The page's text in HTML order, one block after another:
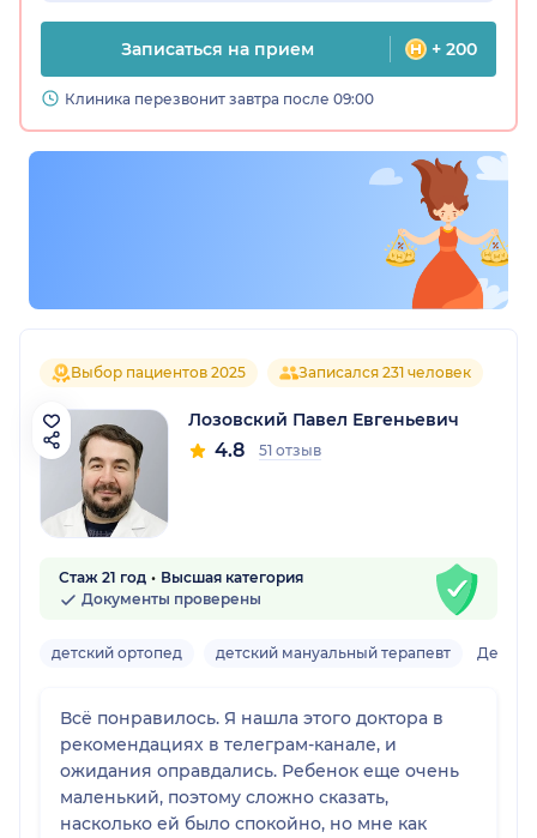
Записаться на прием + 200
Клиника перезвонит завтра после 09:00
Выбор пациентов 2025 Записался 231 человек
Лозовский Павел Евгеньевич
4.8 51 отзыв
Стаж 21 год
Высшая категория
Документы проверены
детский ортопед детский мануальный терапевт
Всё понравилось. Я нашла этого доктора в
рекомендациях в телеграм-канале, и
ожидания оправдались. Ребенок еще очень
маленький, поэтому сложно сказать,
насколько ей было спокойно, но мне как